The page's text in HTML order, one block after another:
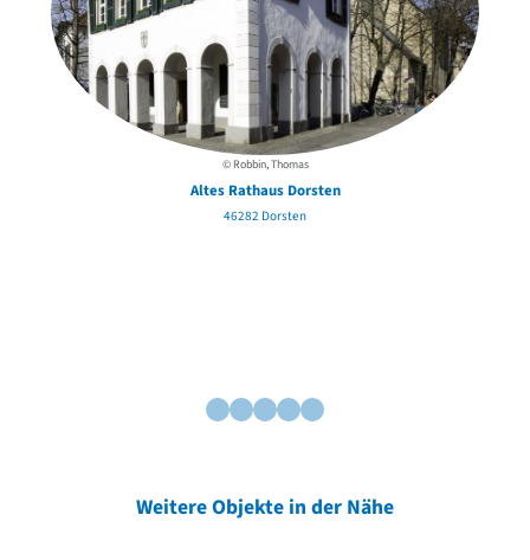
© Robbin, Thomas
Altes Rathaus Dorsten
46282 Dorsten
Weitere Objekte in der Nähe